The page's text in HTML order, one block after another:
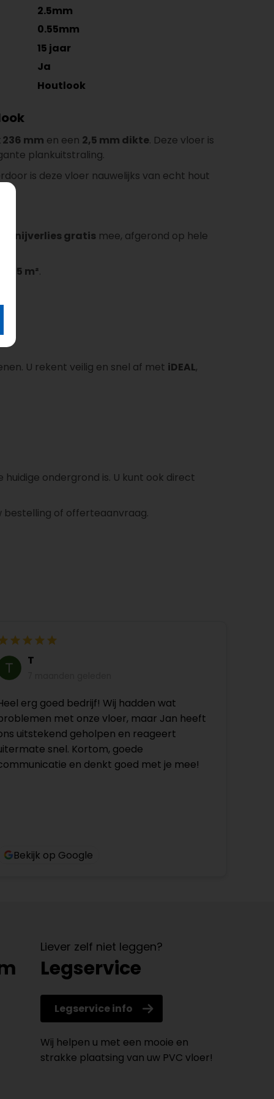
2.5mm
0.55mm
15 jaar
Ja
Houtlook
236 mm en een 2,5 mm dikte. Deze vloer is
plankuitstraling.
is deze vloer nauwelijks van echt hout
snijverlies gratis mee, afgerond op hele
35 m².
U rekent veilig en snel af met iDEAL,
huidige ondergrond is. U kunt ook direct
bestelling of offerteaanvraag.
T
erg goed bedrijf! Wij hadden wat
met onze vloer, maar Jan heeft
uitstekend geholpen en reageert
snel. Kortom, goede
en denkt goed met je mee!
Bekijk op Google
Liever zelf niet leggen?
Legservice
Legservice info
Wij helpen u met een mooie en
strakke plaatsing van uw PVC vloer!